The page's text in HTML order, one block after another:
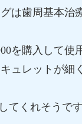
は歯周基本治
を購入して
ュレットが
てくれそうです